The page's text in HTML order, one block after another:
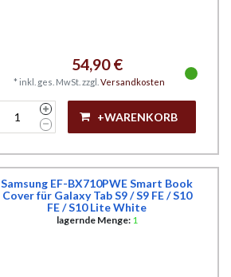
54,90 €
* inkl. ges. MwSt. zzgl. Versandkosten
+WARENKORB
Samsung EF-BX710PWE Smart Book
Cover für Galaxy Tab S9 / S9 FE / S10
FE / S10 Lite White
lagernde Menge: 1